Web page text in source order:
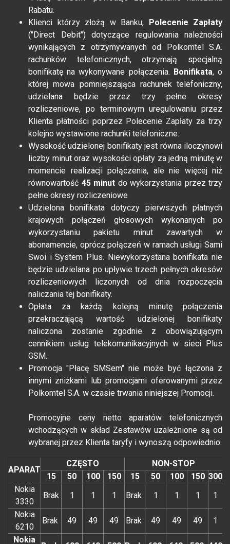
Rabatu.
Klienci którzy złożą w Banku,
Polecenie Zapłaty
("Direct Debit") dotyczące regulowania należności
wynikających z otrzymywanych od Polkomtel S.A.
rachunków telefonicznych, otrzymają specjalną
bonifikatę na wykonywane połączenia. Bonifikata, o
której mowa pomniejszająca rachunek telefoniczny,
udzielana będzie przez trzy pełne okresy
rozliczeniowe, po terminowym uregulowaniu przez
Klienta płatności poprzez Polecenie Zapłaty za trzy
kolejno wystawione rachunki telefoniczne.
Wysokość udzielonej bonifikaty jest równa iloczynowi
liczby minut oraz wysokości opłaty za jedną minutę w
momencie realizacji połączenia, ale nie więcej niż
równowartość 45 minut do wykorzystania przez trzy
pełne okresy rozliczeniowe
Udzielona bonifikata dotyczy pierwszych płatnych
krajowych połączeń głosowych wykonanych po
wykorzystaniu pakietu minut zawartych w
abonamencie, oprócz połączeń w ramach usługi Sami
Swoi i System Plus. Niewykorzystana bonifikata nie
będzie udzielana po upływie trzech pełnych okresów
rozliczeniowych liczonych od dnia rozpoczęcia
naliczania tej bonifikaty.
Opłata za każdą kolejną minutę połączenia
przekraczającą wartość udzielonej bonifikaty
naliczona zostanie zgodnie z obowiązującym
cennikiem usług telekomunikacyjnych w sieci Plus
GSM.
Promocja "Płacę SMSem" nie może być łączona z
innymi zniżkami lub promocjami oferowanymi przez
Polkomtel S.A. w czasie trwania niniejszej Promocji.
Promocyjne ceny netto aparatów telefonicznych
wchodzących w skład Zestawów uzależnione są od
wybranej przez Klienta taryfy i wynoszą odpowiednio:
APARAT
CZĘSTO
NON-STOP
15
50 100 150 15 50 100 150 300
Nokia
3330
Brak 1 1 1 Brak 1 1 1
1
Nokia
6210
Brak 49 49 49 Brak 49 49 49
1
Nokia